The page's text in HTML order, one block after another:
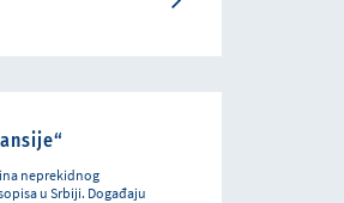
neprekidnog
u Srbiji. Događaju